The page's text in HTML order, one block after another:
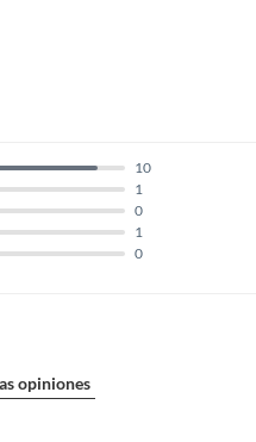
0
1
0
1
10
opiniones